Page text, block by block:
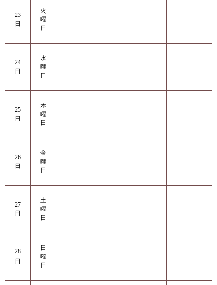
23
日
火
曜
日
24
日
水
曜
日
25
日
木
曜
日
26
日
金
曜
日
27
日
土
曜
日
28
日
日
曜
日